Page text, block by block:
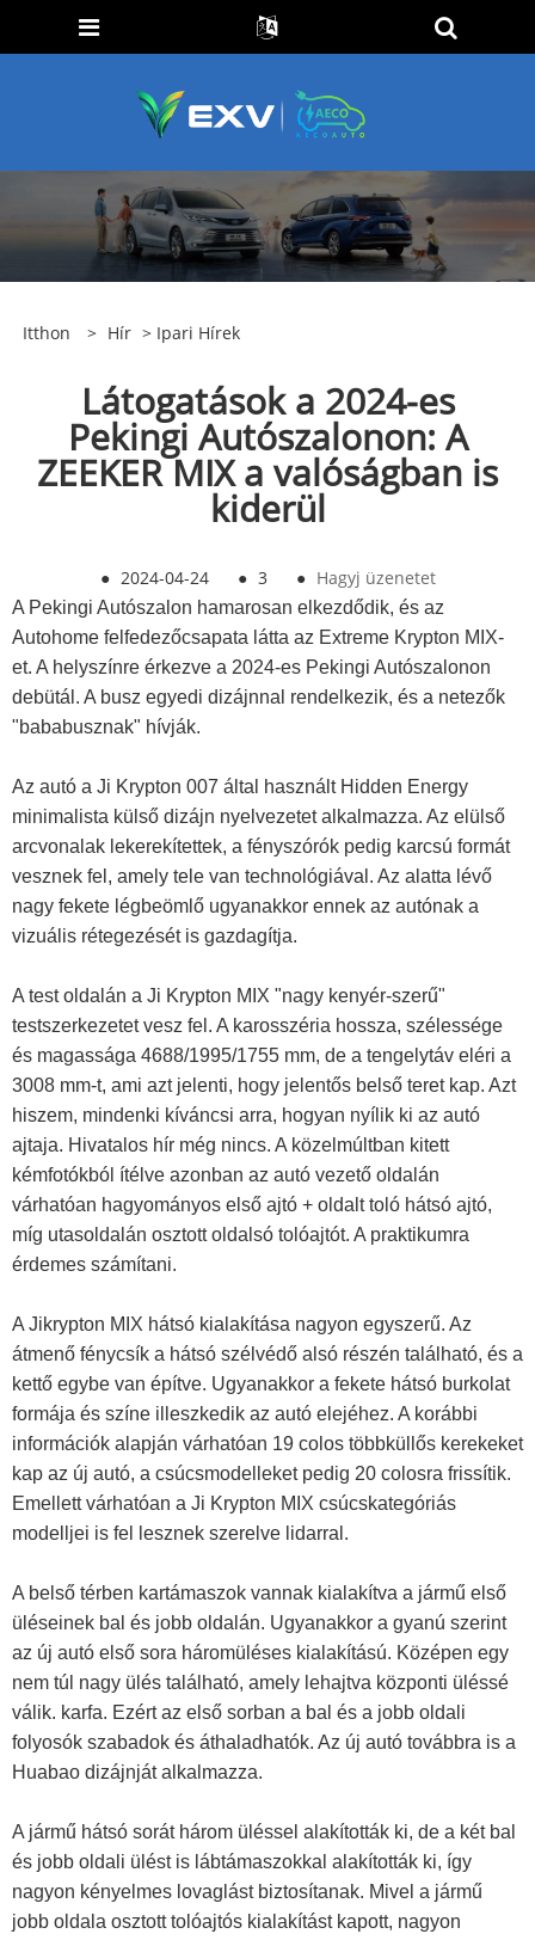
Itthon > Hír > Ipari Hírek
Látogatások a 2024-es
Pekingi Autószalonon: A
ZEEKER MIX a valóságban is
kiderül
● 2024-04-24 ● 3 ● Hagyj üzenetet
A Pekingi Autószalon hamarosan elkezdődik, és az
Autohome felfedezőcsapata látta az Extreme Krypton MIX-
et. A helyszínre érkezve a 2024-es Pekingi Autószalonon
debütál. A busz egyedi dizájnnal rendelkezik, és a netezők
"bababusznak" hívják.
Az autó a Ji Krypton 007 által használt Hidden Energy
minimalista külső dizájn nyelvezetet alkalmazza. Az elülső
arcvonalak lekerekítettek, a fényszórók pedig karcsú formát
vesznek fel, amely tele van technológiával. Az alatta lévő
nagy fekete légbeömlő ugyanakkor ennek az autónak a
vizuális rétegezését is gazdagítja.
A test oldalán a Ji Krypton MIX "nagy kenyér-szerű"
testszerkezetet vesz fel. A karosszéria hossza, szélessége
és magassága 4688/1995/1755 mm, de a tengelytáv eléri a
3008 mm-t, ami azt jelenti, hogy jelentős belső teret kap. Azt
hiszem, mindenki kíváncsi arra, hogyan nyílik ki az autó
ajtaja. Hivatalos hír még nincs. A közelmúltban kitett
kémfotókból ítélve azonban az autó vezető oldalán
várhatóan hagyományos első ajtó + oldalt toló hátsó ajtó,
míg utasoldalán osztott oldalsó tolóajtót. A praktikumra
érdemes számítani.
A Jikrypton MIX hátsó kialakítása nagyon egyszerű. Az
átmenő fénycsík a hátsó szélvédő alsó részén található, és a
kettő egybe van építve. Ugyanakkor a fekete hátsó burkolat
formája és színe illeszkedik az autó elejéhez. A korábbi
információk alapján várhatóan 19 colos többküllős kerekeket
kap az új autó, a csúcsmodelleket pedig 20 colosra frissítik.
Emellett várhatóan a Ji Krypton MIX csúcskategóriás
modelljei is fel lesznek szerelve lidarral.
A belső térben kartámaszok vannak kialakítva a jármű első
üléseinek bal és jobb oldalán. Ugyanakkor a gyanú szerint
az új autó első sora háromüléses kialakítású. Középen egy
nem túl nagy ülés található, amely lehajtva központi üléssé
válik. karfa. Ezért az első sorban a bal és a jobb oldali
folyosók szabadok és áthaladhatók. Az új autó továbbra is a
Huabao dizájnját alkalmazza.
A jármű hátsó sorát három üléssel alakították ki, de a két bal
és jobb oldali ülést is lábtámaszokkal alakították ki, így
nagyon kényelmes lovaglást biztosítanak. Mivel a jármű
jobb oldala osztott tolóajtós kialakítást kapott, nagyon